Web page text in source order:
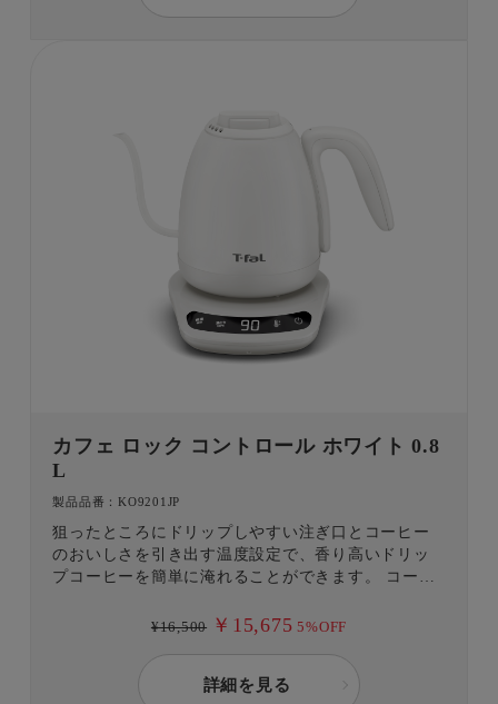
カフェ ロック コントロール ホワイト 0.8
L
製品品番：KO9201JP
狙ったところにドリップしやすい注ぎ口とコーヒー
のおいしさを引き出す温度設定で、香り高いドリッ
プコーヒーを簡単に淹れることができます。 コーヒ
れお好みの温度で楽しめます。 「転倒してもお湯が
してもお湯がこぼれ出にくい構造となっております
¥16,500 ￥15,675 5%OFF
詳細を見る